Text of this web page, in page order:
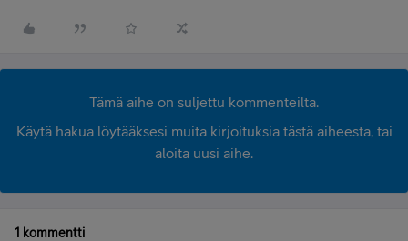
Tämä aihe on suljettu kommenteilta.
Käytä hakua löytääksesi muita kirjoituksia tästä aiheesta, tai
aloita uusi aihe.
1 kommentti